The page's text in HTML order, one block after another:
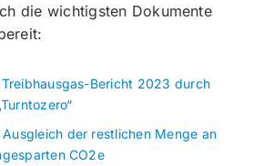
die wichtigsten Dokumente
Bericht 2023 durch
der restlichen Menge an
CO2e